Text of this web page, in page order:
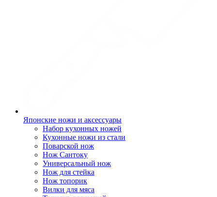
Японские ножи и аксессуары
Набор кухонных ножей
Кухонные ножи из стали
Поварской нож
Нож Сантоку
Универсальный нож
Нож для стейка
Нож топорик
Вилки для мяса